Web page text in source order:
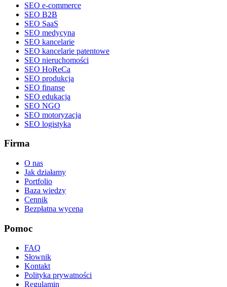
SEO e-commerce
SEO B2B
SEO SaaS
SEO medycyna
SEO kancelarie
SEO kancelarie patentowe
SEO nieruchomości
SEO HoReCa
SEO produkcja
SEO finanse
SEO edukacja
SEO NGO
SEO motoryzacja
SEO logistyka
Firma
O nas
Jak działamy
Portfolio
Baza wiedzy
Cennik
Bezpłatna wycena
Pomoc
FAQ
Słownik
Kontakt
Polityka prywatności
Regulamin